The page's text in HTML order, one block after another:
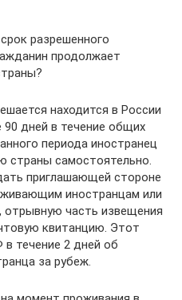
разрешенного
продолжает
находится в России
дней в течение общих
периода иностранец
страны самостоятельно.
приглашающей стороне
иностранцам или
отрывную часть извещения
квитанцию. Этот
течение 2 дней об
за рубеж.